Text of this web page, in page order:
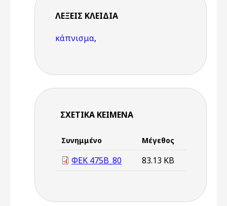
ΛΈΞΕΙΣ KΛΕΙΔΙΆ
κάπνισμα,
ΣΧΕΤΙΚΆ ΚΕΊΜΕΝΑ
Συνημμένο Μέγεθος
ΦΕΚ 475Β_80 83.13 KB